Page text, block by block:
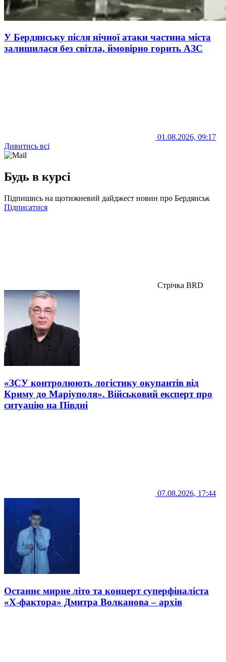
У Бердянську після нічної атаки частина міста
залишилася без світла, ймовірно горить АЗС
01.08.2026, 09:17
Дивитись всі
Будь в курсі
Підпишись на щотижневий дайджест новин про Бердянськ
Підписатися
Стрічка BRD
«ЗСУ контролюють логістику окупантів від
Криму до Маріуполя». Військовий експерт про
ситуацію на Півдні
07.08.2026, 17:44
Останнє мирне літо та концерт суперфіналіста
«Х-фактора» Дмитра Волканова – архів